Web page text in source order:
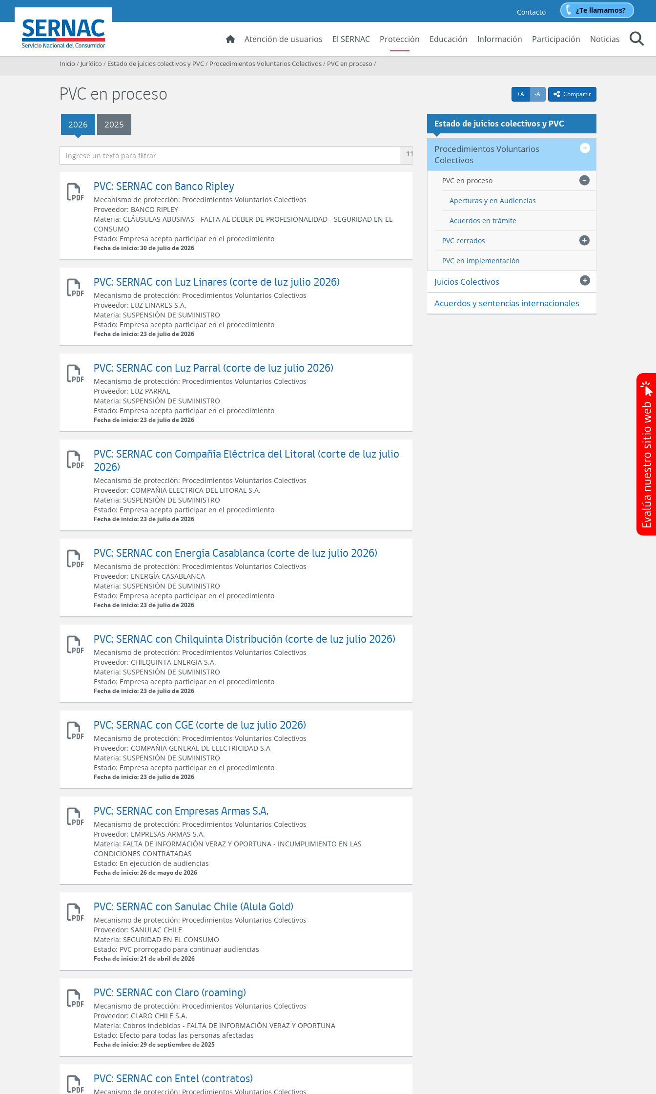
SERNAC
Contacto ¿Te llamamos?
Atención de usuarios El SERNAC Protección Educación Información Participación
Noticias
Inicio / Jurídico / Estado de juicios colectivos y PVC/ Procedimientos Voluntarios Colectivos/ PVC en proceso /
+AAgrandar texto
-AAchicar textoicono compartir
Compartir
PVC en proceso
2026 2025
2026
11
Resolución
apertura
PVC
con
Banco
Ripley
PVC: SERNAC con Banco Ripley
Mecanismo de protección: Procedimientos Voluntarios Colectivos
Proveedor: BANCO RIPLEY
Materia: CLÁUSULAS ABUSIVAS - FALTA AL DEBER DE PROFESIONALIDAD - SEGURIDAD EN EL
CONSUMO
Estado: Empresa acepta participar en el procedimiento
Fecha de inicio: 30 de julio de 2026
Resolución
apertura
PVC
con
Luz
Linares
PVC: SERNAC con Luz Linares (corte de luz julio 2026)
Mecanismo de protección: Procedimientos Voluntarios Colectivos
Proveedor: LUZ LINARES S.A.
Materia: SUSPENSIÓN DE SUMINISTRO
Estado: Empresa acepta participar en el procedimiento
Fecha de inicio: 23 de julio de 2026
Resolución
apertura
PVC
con
Luz
Parral
PVC: SERNAC con Luz Parral (corte de luz julio 2026)
Mecanismo de protección: Procedimientos Voluntarios Colectivos
Proveedor: LUZ PARRAL
Materia: SUSPENSIÓN DE SUMINISTRO
Estado: Empresa acepta participar en el procedimiento
Fecha de inicio: 23 de julio de 2026
Resolución
apertura
PVC
con
Compañía
Eléctrica
del
PVC: SERNAC con Compañía Eléctrica del Litoral (corte de luz julio
2026)
Mecanismo de protección: Procedimientos Voluntarios Colectivos
Proveedor: COMPAÑIA ELECTRICA DEL LITORAL S.A.
Materia: SUSPENSIÓN DE SUMINISTRO
Estado: Empresa acepta participar en el procedimiento
Fecha de inicio: 23 de julio de 2026
Resolución
apertura
PVC
con
Energía
Casablanca
PVC: SERNAC con Energía Casablanca (corte de luz julio 2026)
Mecanismo de protección: Procedimientos Voluntarios Colectivos
Proveedor: ENERGÍA CASABLANCA
Materia: SUSPENSIÓN DE SUMINISTRO
Estado: Empresa acepta participar en el procedimiento
Fecha de inicio: 23 de julio de 2026
Resolución
apertura
PVC
con
Chilquinta
PVC: SERNAC con Chilquinta Distribución (corte de luz julio 2026)
Mecanismo de protección: Procedimientos Voluntarios Colectivos
Proveedor: CHILQUINTA ENERGIA S.A.
Materia: SUSPENSIÓN DE SUMINISTRO
Estado: Empresa acepta participar en el procedimiento
Fecha de inicio: 23 de julio de 2026
Resolución
apertura
PVC
con
CGE
PVC: SERNAC con CGE (corte de luz julio 2026)
Mecanismo de protección: Procedimientos Voluntarios Colectivos
Proveedor: COMPAÑIA GENERAL DE ELECTRICIDAD S.A
Materia: SUSPENSIÓN DE SUMINISTRO
Estado: Empresa acepta participar en el procedimiento
Fecha de inicio: 23 de julio de 2026
Resolución
apertura
PVC
con
Empresas
Armas
S.A.
PVC: SERNAC con Empresas Armas S.A.
Mecanismo de protección: Procedimientos Voluntarios Colectivos
Proveedor: EMPRESAS ARMAS S.A.
Materia: FALTA DE INFORMACIÓN VERAZ Y OPORTUNA - INCUMPLIMIENTO EN LAS
CONDICIONES CONTRATADAS
Estado: En ejecución de audiencias
Fecha de inicio: 26 de mayo de 2026
Resolución
inicio
en
PVC
con
Sanulac
Nutrición
PVC: SERNAC con Sanulac Chile (Alula Gold)
Mecanismo de protección: Procedimientos Voluntarios Colectivos
Proveedor: SANULAC CHILE
Materia: SEGURIDAD EN EL CONSUMO
Estado: PVC prorrogado para continuar audiencias
Fecha de inicio: 21 de abril de 2026
Resolución
inicio
en
PVC
con
Claro
(roaming)
PVC: SERNAC con Claro (roaming)
Mecanismo de protección: Procedimientos Voluntarios Colectivos
Proveedor: CLARO CHILE S.A.
Materia: Cobros indebidos - FALTA DE INFORMACIÓN VERAZ Y OPORTUNA
Estado: Efecto para todas las personas afectadas
Fecha de inicio: 29 de septiembre de 2025
Resolución
PVC: SERNAC con Entel (contratos)
Mecanismo de protección: Procedimientos Voluntarios Colectivos
Estado de juicios colectivos y PVC
Procedimientos Voluntarios
Colectivos
PVC en proceso
Aperturas y en Audiencias
Acuerdos en trámite
PVC cerrados
PVC en implementación
Juicios Colectivos
Acuerdos y sentencias internacionales